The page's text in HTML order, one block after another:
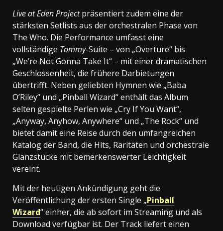
Live at Eden Projectpräsentiert zudem eine der
stärksten Setlists aus der orchestralen Phase von
The Who. Die Performance umfasst eine
vollständige Tommy-Suite – von „Overture“ bis
„We’re Not Gonna Take It“ – mit einer dramatischen
Geschlossenheit, die frühere Darbietungen
übertrifft. Neben geliebten Hymnen wie „Baba
O’Riley“ und „Pinball Wizard“ enthält das Album
selten gespielte Perlen wie „Cry If You Want“,
„Anyway, Anyhow, Anywhere“ und „The Rock“ und
bietet damit eine Reise durch den umfangreichen
Katalog der Band, die Hits, Raritäten und orchestrale
Glanzstücke mit bemerkenswerter Leichtigkeit
vereint.
Mit der heutigen Ankündigung geht die
Veröffentlichung der ersten Single „Pinball
Wizard“ einher, die ab sofort im Streaming und als
Download verfügbar ist. Der Track liefert einen